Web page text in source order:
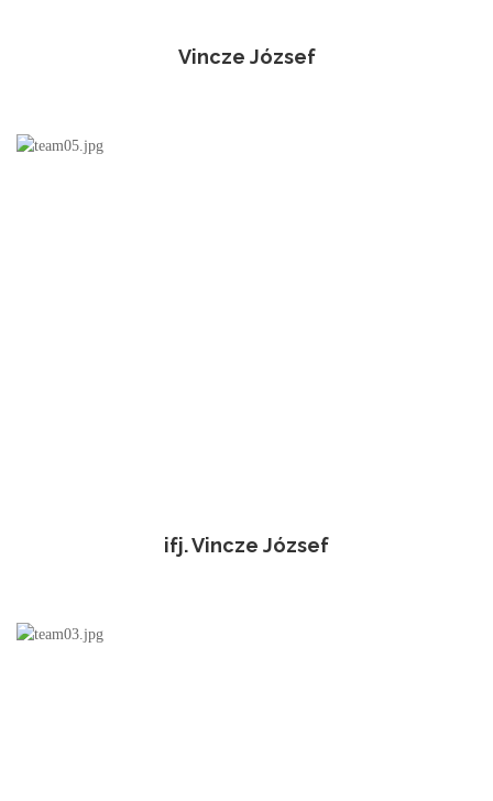
Vincze József
ifj. Vincze József